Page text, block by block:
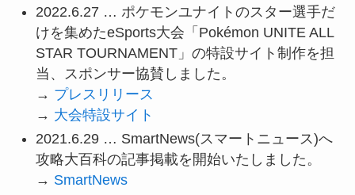
2022.6.27 … ポケモンユナイトのスター選手だ
けを集めたeSports大会「Pokémon UNITE ALL
STAR TOURNAMENT」の特設サイト制作を担
当、スポンサー協賛しました。
→ プレスリリース
→ 大会特設サイト
2021.6.29 … SmartNews(スマートニュース)へ
攻略大百科の記事掲載を開始いたしました。
→ SmartNews